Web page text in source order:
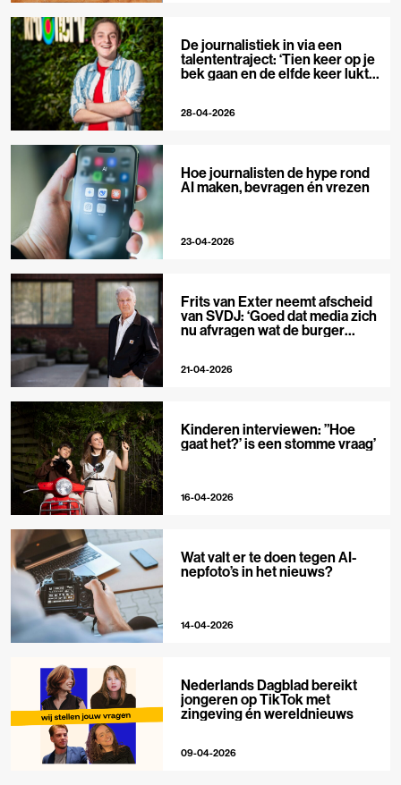
De journalistiek in via een
talententraject: ‘Tien keer op je
bek gaan en de elfde keer lukt
28-04-2026
Hoe journalisten de hype rond
AI maken, bevragen én vrezen
23-04-2026
Frits van Exter neemt afscheid
van SVDJ: ‘Goed dat media zich
nu afvragen wat de burger
21-04-2026
Kinderen interviewen: ”Hoe
gaat het?’ is een stomme vraag’
16-04-2026
Wat valt er te doen tegen AI-
nepfoto’s in het nieuws?
14-04-2026
Nederlands Dagblad bereikt
jongeren op TikTok met
zingeving én wereldnieuws
09-04-2026